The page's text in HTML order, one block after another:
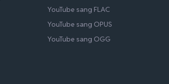
YouTube sang FLAC
YouTube sang OPUS
YouTube sang OGG